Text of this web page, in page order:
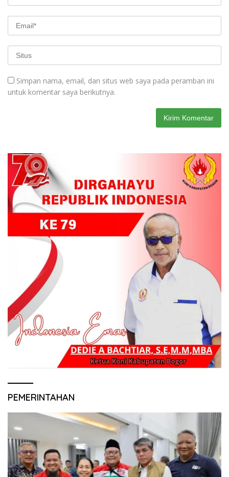
Simpan nama, email, dan situs web saya pada peramban ini
untuk komentar saya berikutnya.
PEMERINTAHAN